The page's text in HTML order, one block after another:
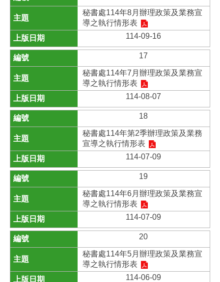
秘書處114年8月辦理政策及業務宣
導之執行情形表
114-09-16
17
秘書處114年7月辦理政策及業務宣
導之執行情形表
114-08-07
18
秘書處114年第2季辦理政策及業務
宣導之執行情形表
114-07-09
19
秘書處114年6月辦理政策及業務宣
導之執行情形表
114-07-09
20
秘書處114年5月辦理政策及業務宣
導之執行情形表
114-06-09